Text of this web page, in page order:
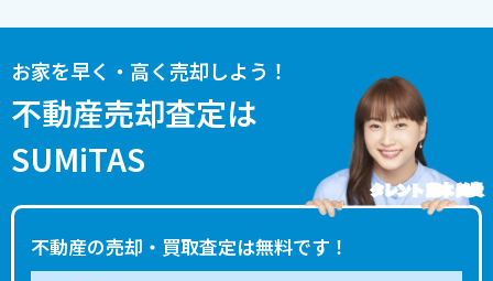
お家を早く・高く売却しよう！
不動産売却査定は
SUMiTAS
不動産の売却・買取査定は無料です！
タレント 藤本 美貴